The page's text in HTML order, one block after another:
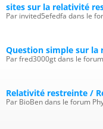
sites sur la relativité
Par invited5efedfa dans le
Question simple sur
Par fred3000gt dans le
Relativité restreinte /
Par BioBen dans le forum